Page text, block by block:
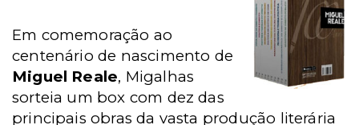
Em comemoração ao
centenário de nascimento de
Miguel Reale, Migalhas
sorteia um box com dez das
principais obras da vasta produção literária